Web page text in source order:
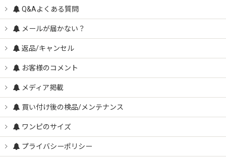
Q&Aよくある質問
メールが届かない？
返品/キャンセル
お客様のコメント
メディア掲載
買い付け後の検品/メンテナンス
ワンピのサイズ
プライバシーポリシー